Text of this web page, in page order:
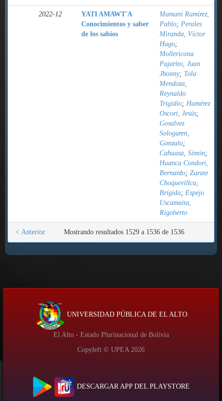
2022-12
YATI AMAWT'A
Conocimientos y saber
de los sabios
Mamani Ramírez,
Pablo; Perales
Miranda, Víctor
Hugo;
Mollericona
Pajarito, Juan
Jhonny; Tola
Mendoza,
Reynaldo
Trigidio; Humérez
Oscori, Jesús;
Gosalvez
Sologuren,
Gonzalo;
Cahuasa, Simón;
Huanca Condori,
Bernardo; Zarate
Choquevillca,
Brígida; Espejo
Uscamaita,
Rigoberto
Mostrando resultados 1529 a 1536 de 1536
< Anterior
UNIVERSIDAD PÚBLICA DE EL ALTO
El Alto - Estado Plurinacional de Bolivia
Copyleft © UPEA 2026
DESCARGAR APP DEL PLAYSTORE